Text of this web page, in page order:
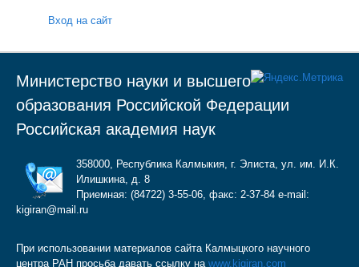
Вход на сайт
Министерство науки и высшего
образования Российской Федерации
Российская академия наук
358000, Республика Калмыкия, г. Элиста, ул. им. И.К.
Илишкина, д. 8
Приемная: (84722) 3-55-06, факс: 2-37-84 e-mail:
kigiran@mail.ru
При использовании материалов сайта Калмыцкого научного
центра РАН просьба давать ссылку на www.kigiran.com